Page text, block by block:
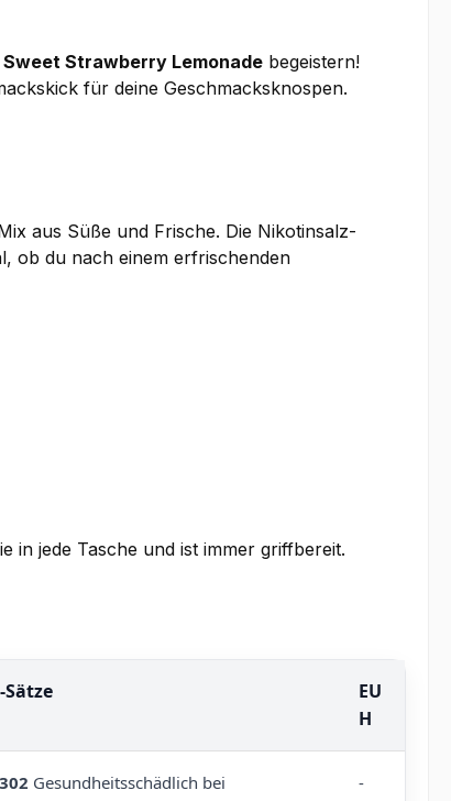
Strawberry Lemonade begeistern!
für deine Geschmacksknospen.
aus Süße und Frische. Die Nikotinsalz-
ob du nach einem erfrischenden
in jede Tasche und ist immer griffbereit.
Sätze
EU
H
Gesundheitsschädlich bei
-